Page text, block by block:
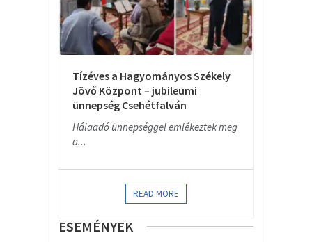
Tízéves a Hagyományos Székely
Jövő Központ – jubileumi
ünnepség Csehétfalván
Hálaadó ünnepséggel emlékeztek meg
a...
READ MORE
ESEMÉNYEK